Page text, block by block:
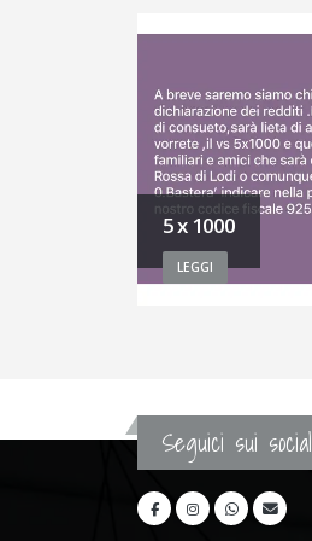
5 x 1000
LEGGI
Seguici sui social